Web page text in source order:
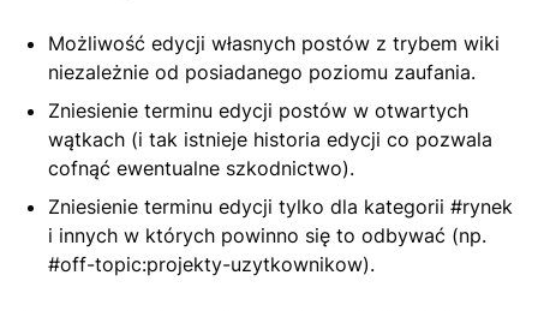
Możliwość edycji własnych postów z trybem wiki
niezależnie od posiadanego poziomu zaufania.
Zniesienie terminu edycji postów w otwartych
wątkach (i tak istnieje historia edycji co pozwala
cofnąć ewentualne szkodnictwo).
Zniesienie terminu edycji tylko dla kategorii #rynek
i innych w których powinno się to odbywać (np.
#off-topic:projekty-uzytkownikow).